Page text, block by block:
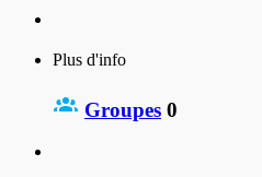
Plus d'info
Groupes 0